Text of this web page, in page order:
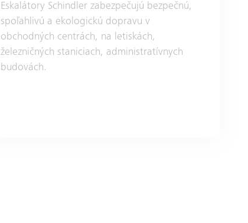
Eskalátory Schindler zabezpečujú bezpečnú,
spoľahlivú a ekologickú dopravu v
obchodných centrách, na letiskách,
železničných staniciach, administratívnych
budovách.